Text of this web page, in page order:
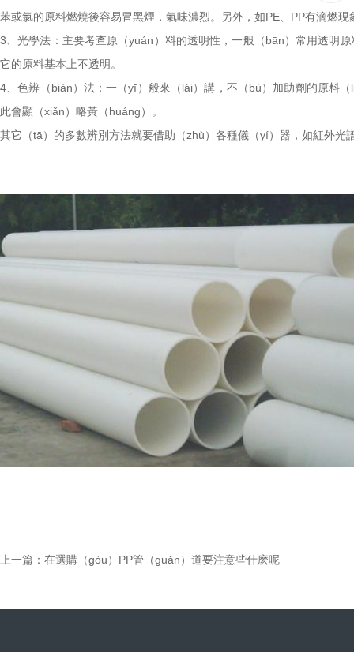
苯或氯的原料燃燒後容易冒黑煙，氣味濃烈。另外，如PE、PP有滴燃
3、光學法：主要考查原（yuán）料的透明性，一般（bān）常用透明
它的原料基本上不透明。
4、色辨（biàn）法：一（yī）般來（lái）講，不（bú）加助劑的原料
此會顯（xiǎn）略黃（huáng）。
其它（tā）的多數辨別方法就要借助（zhù）各種儀（yí）器，如紅外光
上一篇： 在選購（gòu）PP管（guǎn）道要注意些什麽呢